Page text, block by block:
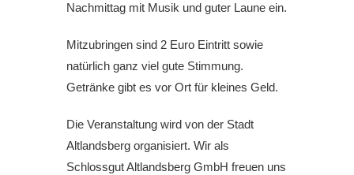
Nachmittag mit Musik und guter Laune ein.
Mitzubringen sind 2 Euro Eintritt sowie
natürlich ganz viel gute Stimmung.
Getränke gibt es vor Ort für kleines Geld.
Die Veranstaltung wird von der Stadt
Altlandsberg organisiert. Wir als
Schlossgut Altlandsberg GmbH freuen uns